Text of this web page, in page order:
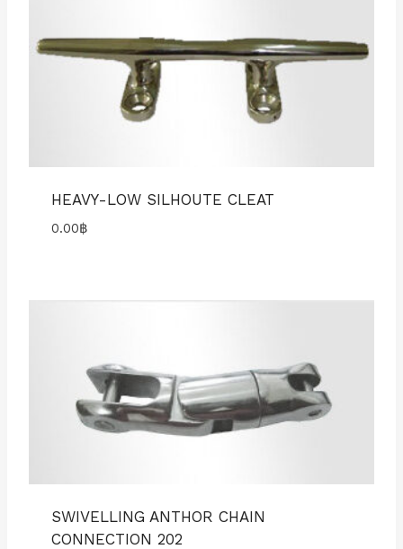
HEAVY-LOW SILHOUTE CLEAT
0.00฿
SWIVELLING ANTHOR CHAIN
CONNECTION 202